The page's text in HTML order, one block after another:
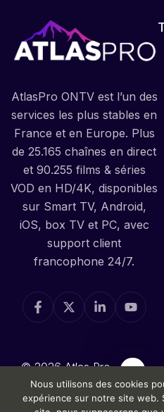
AtlasPro ONTV est l’un des
services les plus stables en
France et en Europe. Plus
de 25.165 chaînes en direct
et 90.255 films & séries
VOD en HD/4K, disponibles
sur Smart TV, Android,
iOS, box TV et PC, avec
support client
francophone 24/7.
© 2026 Atlas Pro
ONTV — la Meilleure
iPTV en France
Nous utilisons des cookies
expérience sur notre site web.